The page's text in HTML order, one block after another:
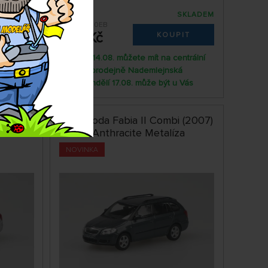
143ABS-720EB
695 Kč
SKLADEM
KOUPIT
Pátek 14.08. můžete mít na centrální
prodejně Nademlejnská
Pondělí 17.08. může být u Vás
(2007)
1:43 Škoda Fabia II Combi (2007)
- Šedá Anthracite Metalíza
NOVINKA